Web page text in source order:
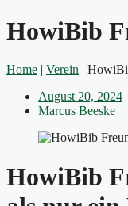
HowiBib
Home | Verein |
August 20, 2024
Marcus Beeske
HowiBib